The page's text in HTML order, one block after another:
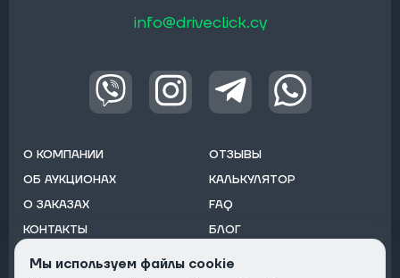
info@driveclick.cy
О КОМПАНИИ
ОБ АУКЦИОНАХ
О ЗАКАЗАХ
КОНТАКТЫ
ОТЗЫВЫ
КАЛЬКУЛЯТОР
FAQ
БЛОГ
Мы используем файлы cookie